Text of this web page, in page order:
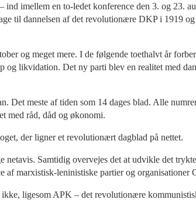
imellem en to-ledet konference den 3. og 23.
til dannelsen af det revolutionære DKP i 1919
og meget mere. I de følgende toethalvt år
likvidation. Det ny parti blev en realitet med
meste af tiden som 14 dages blad. Alle
med råd, dåd og økonomi.
der ligner et revolutionært dagblad på nettet.
Samtidig overvejes det at udvikle det
marxistisk-leninistiske partier og
ligesom APK – det revolutionære